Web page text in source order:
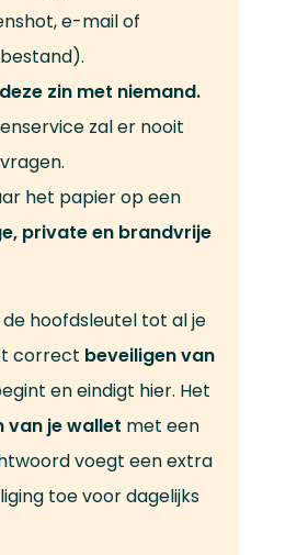
e-mail of
zin met niemand.
zal er nooit
het papier op een
private en brandvrije
de hoofdsleutel tot al je
correct beveiligen van
en eindigt hier. Het
van je wallet met een
voegt een extra
toe voor dagelijks